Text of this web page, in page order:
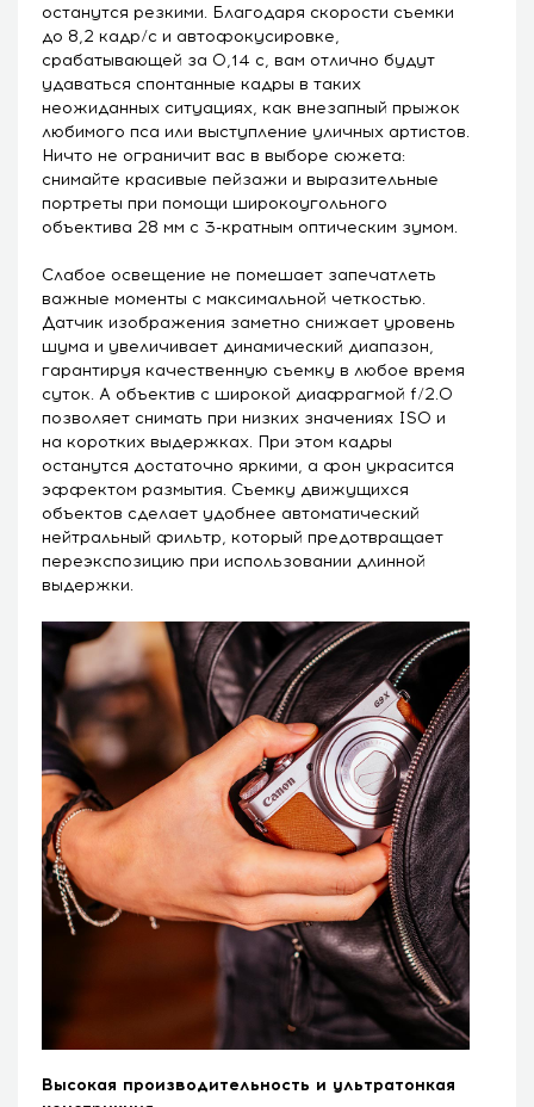
останутся резкими. Благодаря скорости съемки
до 8,2 кадр/с и автофокусировке,
срабатывающей за 0,14 с, вам отлично будут
удаваться спонтанные кадры в таких
неожиданных ситуациях, как внезапный прыжок
любимого пса или выступление уличных артистов.
Ничто не ограничит вас в выборе сюжета:
снимайте красивые пейзажи и выразительные
портреты при помощи широкоугольного
объектива 28 мм с 3-кратным оптическим зумом.
Слабое освещение не помешает запечатлеть
важные моменты с максимальной четкостью.
Датчик изображения заметно снижает уровень
шума и увеличивает динамический диапазон,
гарантируя качественную съемку в любое время
суток. А объектив с широкой диафрагмой f/2.0
позволяет снимать при низких значениях ISO и
на коротких выдержках. При этом кадры
останутся достаточно яркими, а фон украсится
эффектом размытия. Съемку движущихся
объектов сделает удобнее автоматический
нейтральный фильтр, который предотвращает
переэкспозицию при использовании длинной
выдержки.
Высокая производительность и ультратонкая